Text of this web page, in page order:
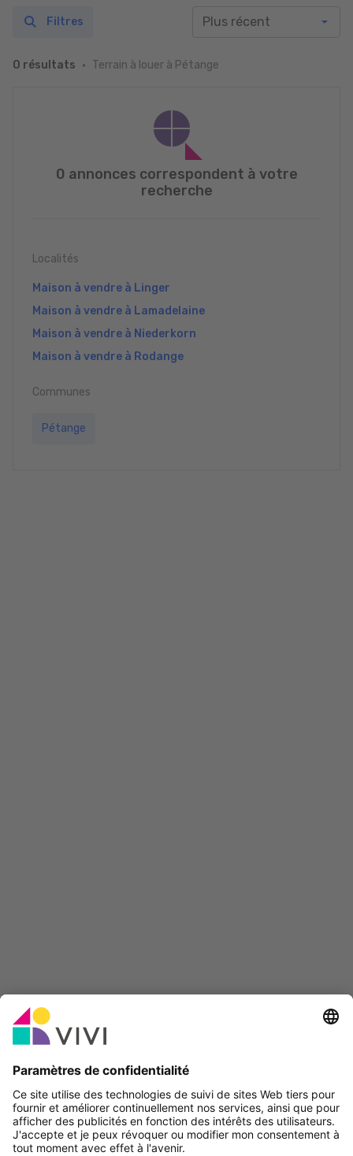
0 résultats Terrain à louer à Pétange
Filtres
0 annonces correspondent à votre
recherche
Localités
Maison à vendre à Linger
Maison à vendre à Lamadelaine
Maison à vendre à Niederkorn
Maison à vendre à Rodange
Communes
Pétange